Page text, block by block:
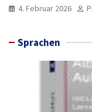
4. Februar 2026
Sprachen